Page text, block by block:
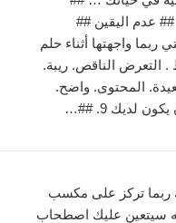
عدم اليقين ##
ربما واجهتها أثناء حلم
. التعرض الناقص. ريبة.
المحتوى. واضح.
لديك 9. ##…
ربما تركز على مكسب
سيتعين عليك اصطحاب